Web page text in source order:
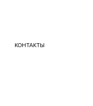
КОНТАКТЫ